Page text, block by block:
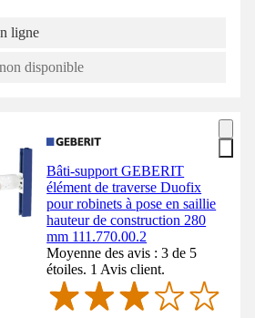
ligne
disponible
Bâti-support GEBERIT
élément de traverse Duofix
pour robinets à pose en saillie
hauteur de construction 280
mm 111.770.00.2
Moyenne des avis : 3 de 5
étoiles. 1 Avis client.